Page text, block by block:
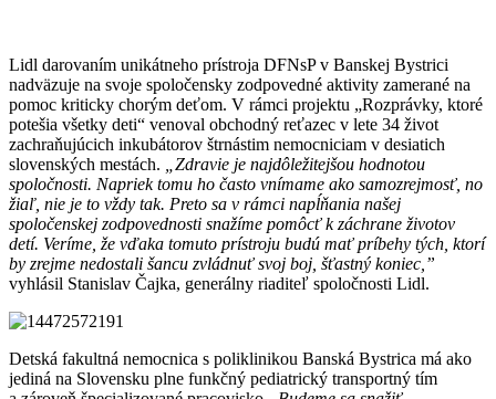
Lidl darovaním unikátneho prístroja DFNsP v Banskej Bystrici
nadväzuje na svoje spoločensky zodpovedné aktivity zamerané na
pomoc kriticky chorým deťom. V rámci projektu „Rozprávky, ktoré
potešia všetky deti“ venoval obchodný reťazec v lete 34 život
zachraňujúcich inkubátorov štrnástim nemocniciam v desiatich
slovenských mestách.
„Zdravie je najdôležitejšou hodnotou
spoločnosti. Napriek tomu ho často vnímame ako samozrejmosť, no
žiaľ, nie je to vždy tak. Preto sa v rámci napĺňania našej
spoločenskej zodpovednosti snažíme pomôcť k záchrane životov
detí. Veríme, že vďaka tomuto prístroju budú mať príbehy tých, ktorí
by zrejme nedostali šancu zvládnuť svoj boj, šťastný koniec,”
vyhlásil Stanislav Čajka, generálny riaditeľ spoločnosti Lidl.
Detská fakultná nemocnica s poliklinikou Banská Bystrica má ako
jediná na Slovensku plne funkčný pediatrický transportný tím